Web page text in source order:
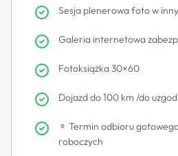
Sesja plenerowa foto w
Galeria internetowa
Fotoksiążka 30×60
Dojazd do 100 km /do
⚬ Termin odbioru
roboczych